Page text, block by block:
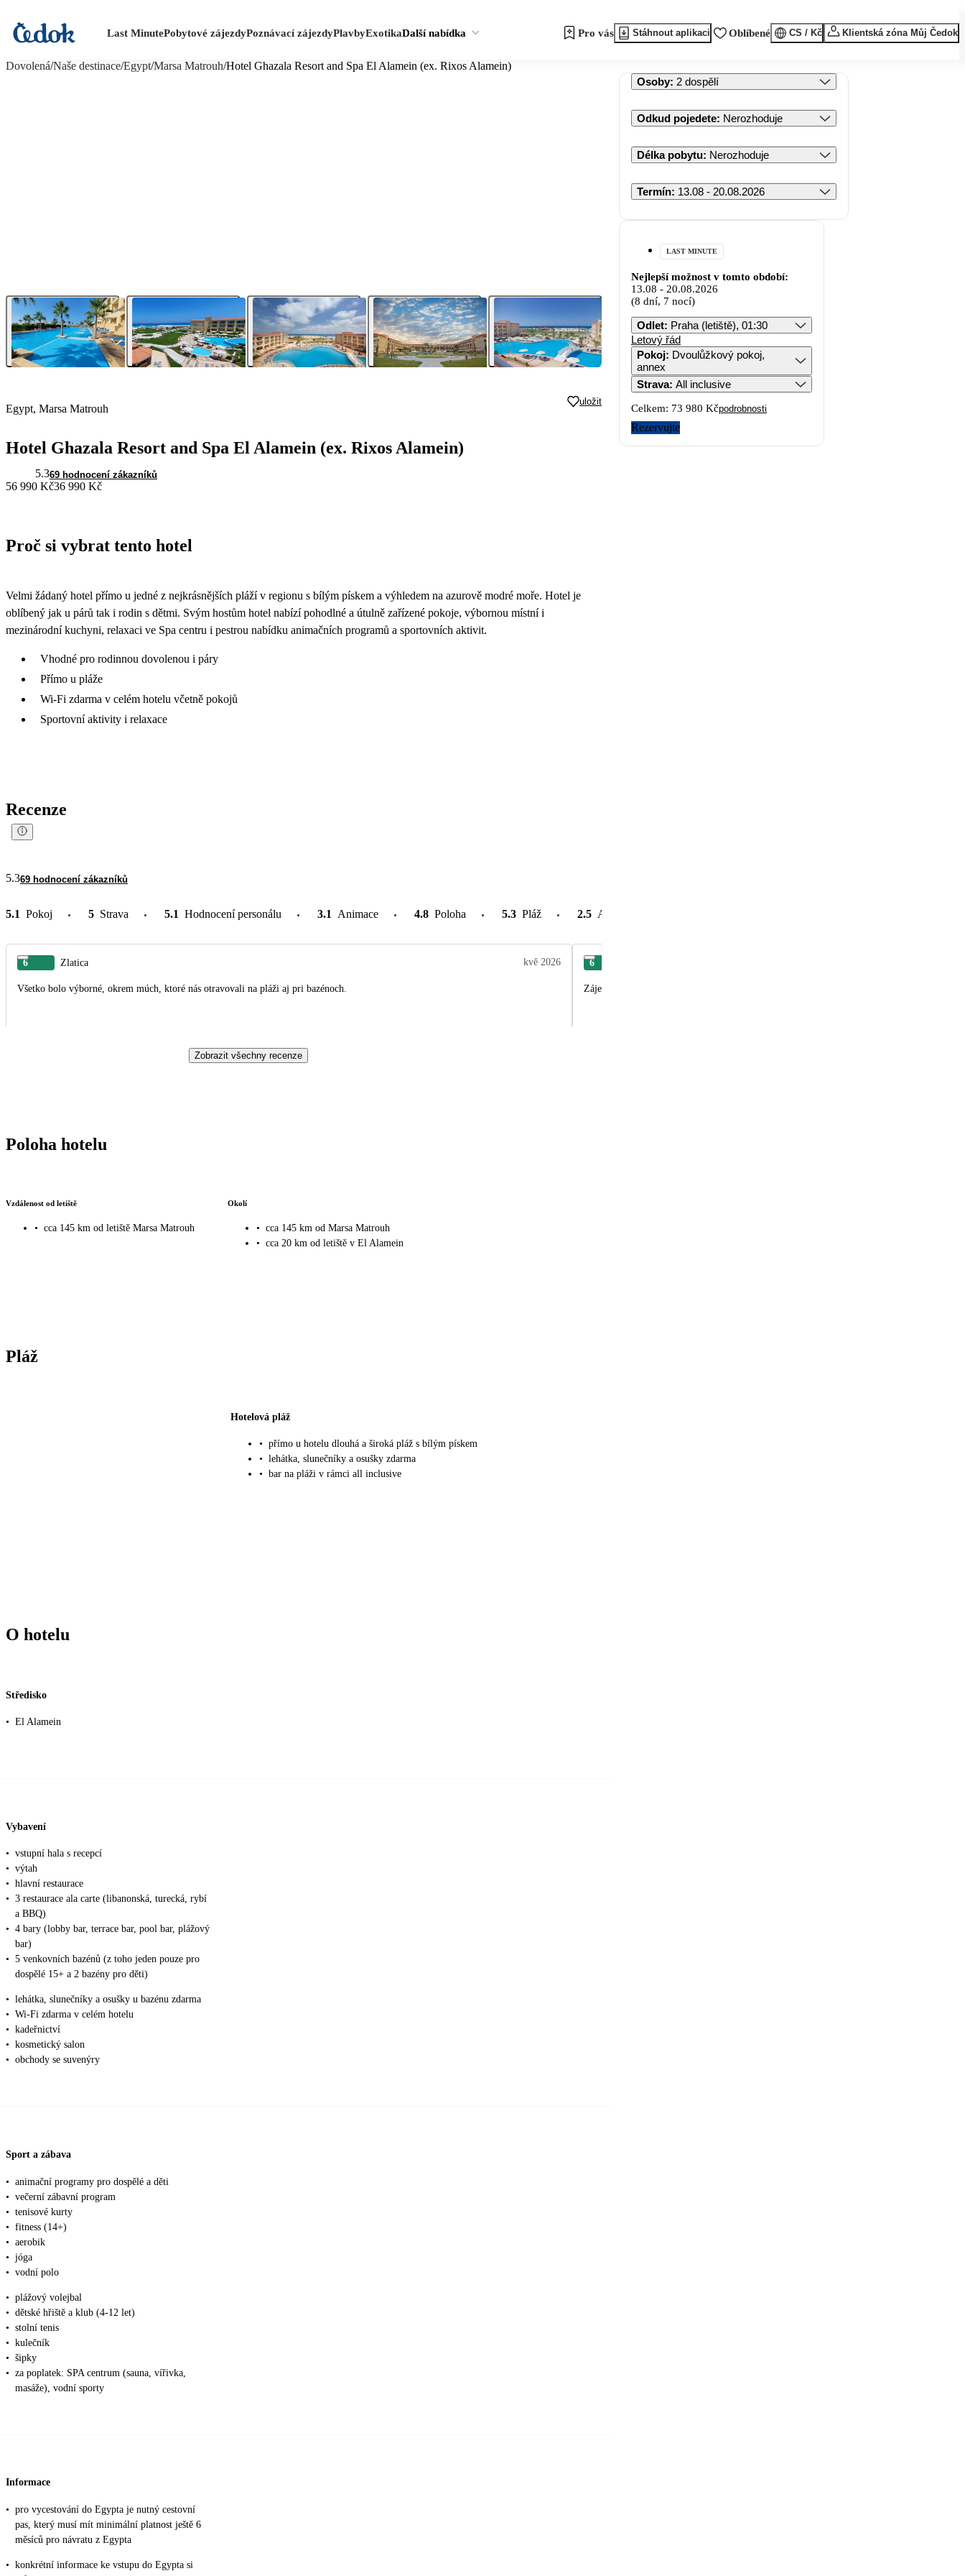
Last MinutePobytové zájezdyPoznávací zájezdyPlavbyExotikaDalší nabídka Pro vás Stáhnout aplikaci Oblíbené CS / Kč Klientská zóna Můj Čedok
Dovolená/Naše destinace/Egypt/Marsa Matrouh/Hotel Ghazala Resort and Spa El Alamein (ex. Rixos Alamein)
Egypt, Marsa Matrouh
uložit
Hotel Ghazala Resort and Spa El Alamein (ex. Rixos Alamein)
5.369 hodnocení zákazníků
56 990 Kč36 990 Kč
Proč si vybrat tento hotel
Velmi žádaný hotel přímo u jedné z nejkrásnějších pláží v regionu s bílým pískem a výhledem na azurově modré moře. Hotel je
oblíbený jak u párů tak i rodin s dětmi. Svým hostům hotel nabízí pohodlné a útulně zařízené pokoje, výbornou místní i
mezinárodní kuchyni, relaxaci ve Spa centru i pestrou nabídku animačních programů a sportovních aktivit.
Vhodné pro rodinnou dovolenou i páry
Přímo u pláže
Wi-Fi zdarma v celém hotelu včetně pokojů
Sportovní aktivity i relaxace
Recenze
5.369 hodnocení zákazníků
5.1 Pokoj 5 Strava 5.1 Hodnocení personálu 3.1 Animace 4.8 Poloha 5.3 Pláž 2.5 Atrakce v okolí
6 Zlatica kvě 2026
Všetko bolo výborné, okrem múch, ktoré nás otravovali na pláži aj pri bazénoch.
6
Zobrazit všechny recenze
Poloha hotelu
Vzdálenost od letiště
• cca 145 km od letiště Marsa Matrouh
Okolí
• cca 145 km od Marsa Matrouh
• cca 20 km od letiště v El Alamein
Pláž
Hotelová pláž
• přímo u hotelu dlouhá a široká pláž s bílým pískem
• lehátka, slunečníky a osušky zdarma
• bar na pláži v rámci all inclusive
O hotelu
Středisko
• El Alamein
Vybavení
• vstupní hala s recepcí
• výtah
• hlavní restaurace
• 3 restaurace ala carte (libanonská, turecká, rybí
a BBQ)
• 4 bary (lobby bar, terrace bar, pool bar, plážový
bar)
• 5 venkovních bazénů (z toho jeden pouze pro
dospělé 15+ a 2 bazény pro děti)
• lehátka, slunečníky a osušky u bazénu zdarma
• Wi-Fi zdarma v celém hotelu
• kadeřnictví
• kosmetický salon
• obchody se suvenýry
Sport a zábava
• animační programy pro dospělé a děti
• večerní zábavní program
• tenisové kurty
• fitness (14+)
• aerobik
• jóga
• vodní polo
• plážový volejbal
• dětské hřiště a klub (4-12 let)
• stolní tenis
• kulečník
• šipky
• za poplatek: SPA centrum (sauna, vířivka,
masáže), vodní sporty
Informace
• pro vycestování do Egypta je nutný cestovní
pas, který musí mít minimální platnost ještě 6
měsíců pro návratu z Egypta
• konkrétní informace ke vstupu do Egypta si
Osoby: 2 dospělí
Odkud pojedete: Nerozhoduje
Délka pobytu: Nerozhoduje
Termín: 13.08 - 20.08.2026
LAST MINUTE
Nejlepší možnost v tomto období:
13.08 - 20.08.2026
(8 dní, 7 nocí)
Odlet: Praha (letiště), 01:30
Letový řád
Pokoj: Dvoulůžkový pokoj,
annex
Strava: All inclusive
Celkem: 73 980 Kčpodrobnosti
Rezervujte